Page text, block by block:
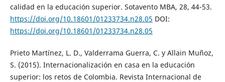
calidad en la educación superior. Sotavento MBA, 28, 44-53.
https://doi.org/10.18601/01233734.n28.05 DOI:
https://doi.org/10.18601/01233734.n28.05
Prieto Martínez, L. D., Valderrama Guerra, C. y Allain Muñoz,
S. (2015). Internacionalización en casa en la educación
superior: los retos de Colombia. Revista Internacional de